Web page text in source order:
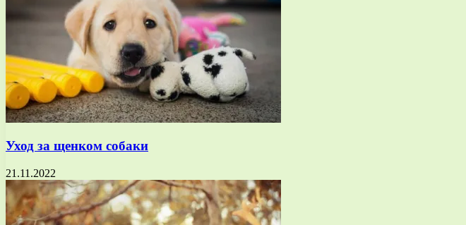
Уход за щенком собаки
21.11.2022